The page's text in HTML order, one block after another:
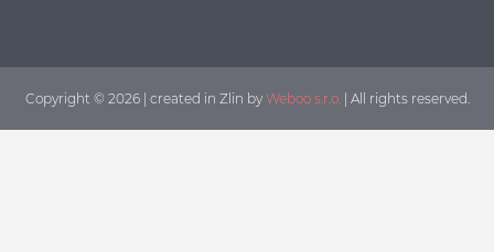
Copyright © 2026 | created in Zlin by Weboo s.r.o. | All rights reserved.